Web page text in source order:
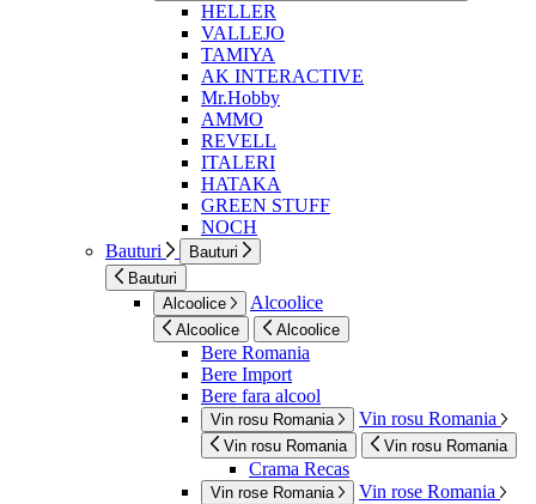
HELLER
VALLEJO
TAMIYA
AK INTERACTIVE
Mr.Hobby
AMMO
REVELL
ITALERI
HATAKA
GREEN STUFF
NOCH
Bauturi
Bauturi
Bauturi
Alcoolice
Alcoolice
Alcoolice Alcoolice
Bere Romania
Bere Import
Bere fara alcool
Vin rosu Romania Vin rosu Romania
Vin rosu Romania Vin rosu Romania
Crama Recas
Vin rose Romania Vin rose Romania